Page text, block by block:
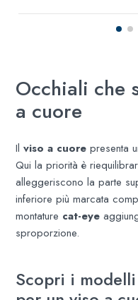
Occhiali che
a cuore
Ilviso a cuore presenta
Qui la priorità è
alleggeriscono la parte
inferiore più marcata
montature cat-eye
sproporzione.
Scopri i